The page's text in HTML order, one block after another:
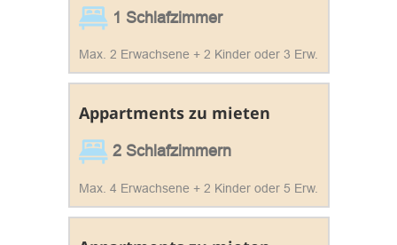
1 Schlafzimmer
Max. 2 Erwachsene + 2 Kinder oder 3 Erw.
Appartments zu mieten
2 Schlafzimmern
Max. 4 Erwachsene + 2 Kinder oder 5 Erw.